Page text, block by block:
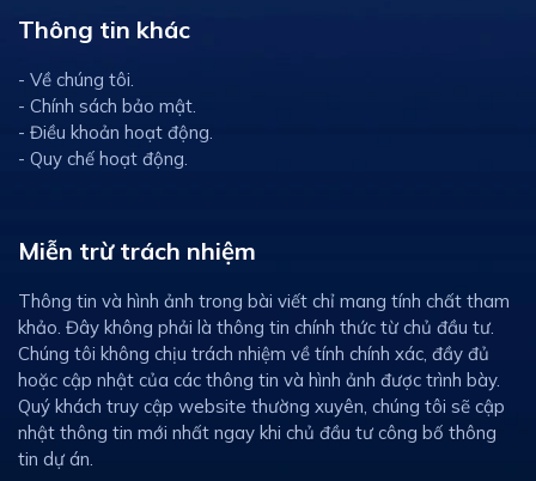
Thông tin khác
- Về chúng tôi.
- Chính sách bảo mật.
- Điều khoản hoạt động.
- Quy chế hoạt động.
Miễn trừ trách nhiệm
Thông tin và hình ảnh trong bài viết chỉ mang tính chất tham
khảo. Đây không phải là thông tin chính thức từ chủ đầu tư.
Chúng tôi không chịu trách nhiệm về tính chính xác, đầy đủ
hoặc cập nhật của các thông tin và hình ảnh được trình bày.
Quý khách truy cập website thường xuyên, chúng tôi sẽ cập
nhật thông tin mới nhất ngay khi chủ đầu tư công bố thông
tin dự án.